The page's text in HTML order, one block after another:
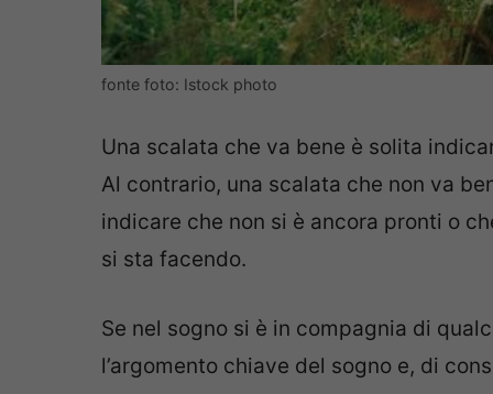
fonte foto: Istock photo
Una scalata che va bene è solita
Al contrario, una scalata che non va
indicare che non si è ancora pronti o
si sta facendo.
Se nel sogno si è in compagnia di
l’argomento chiave del sogno e, di